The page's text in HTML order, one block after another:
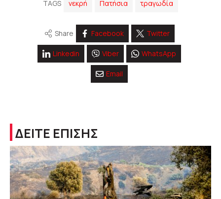
TAGS νεκρή Πατήσια τραγωδία
Share Facebook Twitter
Linkedin Viber WhatsApp
Email
ΔΕΙΤΕ ΕΠΙΣΗΣ